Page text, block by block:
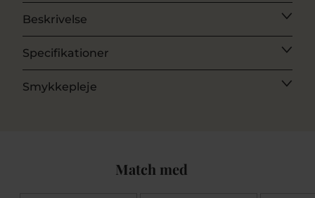
Beskrivelse
Specifikationer
Smykkepleje
Match med